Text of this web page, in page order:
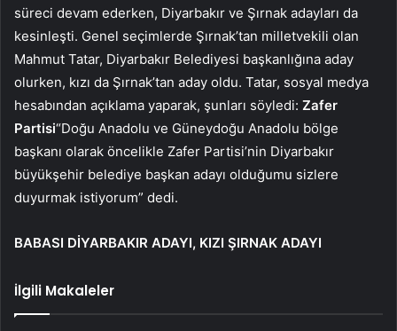
süreci devam ederken, Diyarbakır ve Şırnak adayları da
kesinleşti. Genel seçimlerde Şırnak’tan milletvekili olan
Mahmut Tatar, Diyarbakır Belediyesi başkanlığına aday
olurken, kızı da Şırnak’tan aday oldu. Tatar, sosyal medya
hesabından açıklama yaparak, şunları söyledi: Zafer
Partisi“Doğu Anadolu ve Güneydoğu Anadolu bölge
başkanı olarak öncelikle Zafer Partisi’nin Diyarbakır
büyükşehir belediye başkan adayı olduğumu sizlere
duyurmak istiyorum” dedi.
BABASI DİYARBAKIR ADAYI, KIZI ŞIRNAK ADAYI
İlgili Makaleler